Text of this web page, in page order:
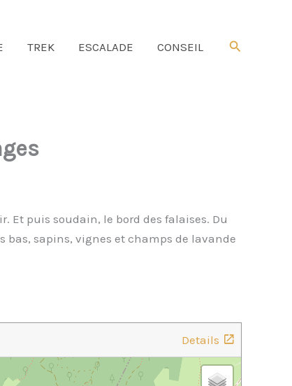
TREK ESCALADE CONSEIL Rechercher
Et puis soudain, le bord des falaises. Du
bas, sapins, vignes et champs de lavande
Details